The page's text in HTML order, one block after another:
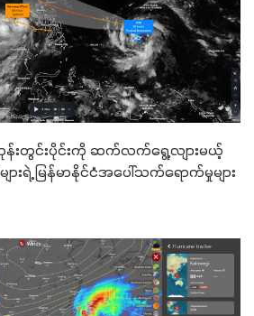
းတွင်းပိုင်းကို ဆက်လက်ရွေ့လျားမယ့်
းရဲ့ မြန်မာနိုင်ငံအပေါ်သက်ရောက်မှုများ